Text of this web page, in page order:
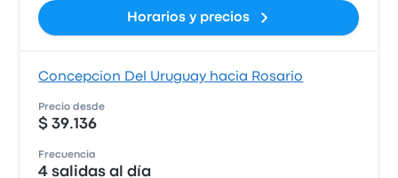
Horarios y precios
Concepcion Del Uruguay hacia Rosario
Precio desde
$ 39.136
Frecuencia
4 salidas al día